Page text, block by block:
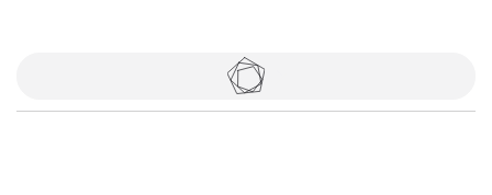
Tickets